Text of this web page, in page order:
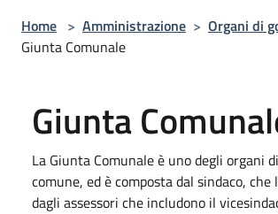
Home > Amministrazione > Organi di
Giunta Comunale
Giunta
La Giunta Comunale è uno degli organi
comune, ed è composta dal sindaco, che
dagli assessori che includono il